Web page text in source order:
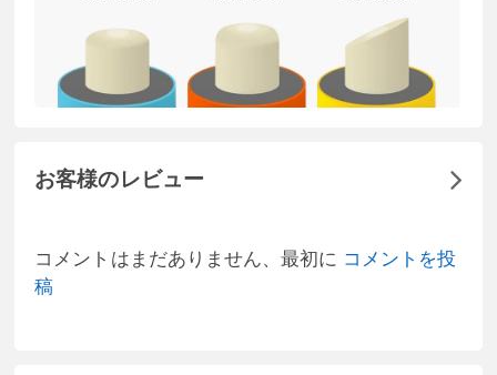
お客様のレビュー
コメントはまだありません、最初に コメントを投
稿